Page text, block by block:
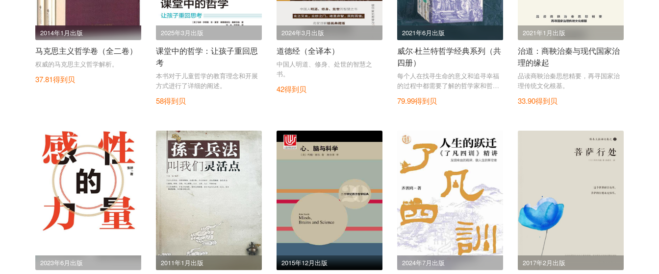
2014年1月出版
马克思主义哲学卷（全二卷）
权威的马克思主义哲学解析。
37.81得到贝
2025年3月出版
课堂中的哲学：让孩子重回思
考
本书对于儿童哲学的教育理念和开展
方式进行了详细的阐述。
58得到贝
2024年3月出版
道德经（全译本）
中国人明道、修身、处世的智慧之
书。
42得到贝
2021年6月出版
威尔·杜兰特哲学经典系列（共
四册）
每个人在找寻生命的意义和追寻幸福
的过程中都需要了解的哲学家和哲学
个世纪的经典哲学。
79.99得到贝
2021年1月出版
治道：商鞅治秦与现代国家治
理的缘起
品读商鞅治秦思想精要，再寻国家治
理传统文化根基。
33.90得到贝
2023年6月出版 2011年1月出版 2015年12月出版 2024年7月出版 2017年2月出版